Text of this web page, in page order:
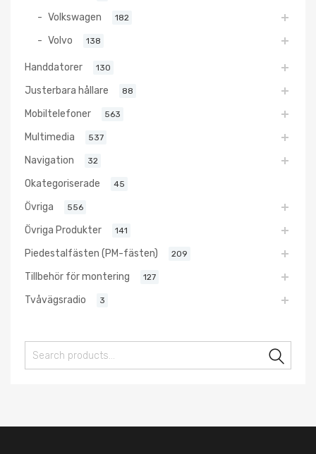
Volkswagen 182
Volvo 138
Handdatorer 130
Justerbara hållare 88
Mobiltelefoner 563
Multimedia 537
Navigation 32
Okategoriserade 45
Övriga 556
Övriga Produkter 141
Piedestalfästen (PM-fästen) 209
Tillbehör för montering 127
Tvåvägsradio 3